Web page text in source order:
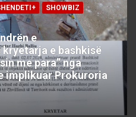
SHOWBIZ
e
e bashkisë
me para” nga
implikuar Prokuroria